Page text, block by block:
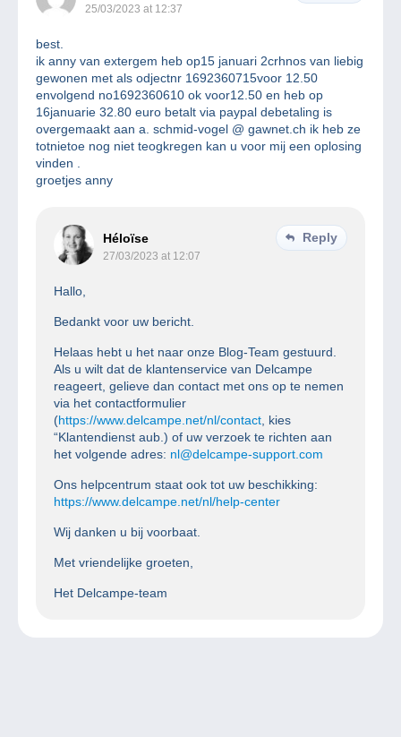
25/03/2023 at 12:37
best.
ik anny van extergem heb op15 januari 2crhnos van liebig
gewonen met als odjectnr 1692360715voor 12.50
envolgend no1692360610 ok voor12.50 en heb op
16januarie 32.80 euro betalt via paypal debetaling is
overgemaakt aan a. schmid-vogel @ gawnet.ch ik heb ze
totnietoe nog niet teogkregen kan u voor mij een oplosing
vinden .
groetjes anny
Héloïse
27/03/2023 at 12:07
Reply
Hallo,
Bedankt voor uw bericht.
Helaas hebt u het naar onze Blog-Team gestuurd.
Als u wilt dat de klantenservice van Delcampe
reageert, gelieve dan contact met ons op te nemen
via het contactformulier
(https://www.delcampe.net/nl/contact , kies
“Klantendienst aub.) of uw verzoek te richten aan
het volgende adres: nl@delcampe-support.com
Ons helpcentrum staat ook tot uw beschikking:
https://www.delcampe.net/nl/help-center
Wij danken u bij voorbaat.
Met vriendelijke groeten,
Het Delcampe-team